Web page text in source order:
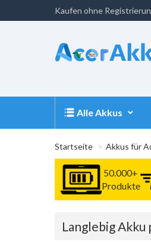
Kaufen ohne
Alle Akkus
Startseite Akkus für
50.000+
Produkte
Langlebig